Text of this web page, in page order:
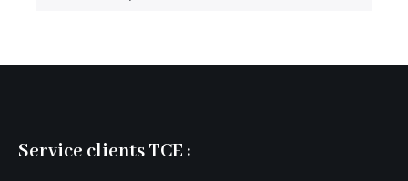
Service clients TCE :